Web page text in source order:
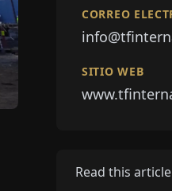
CORREO
SITIO WEB
Read this